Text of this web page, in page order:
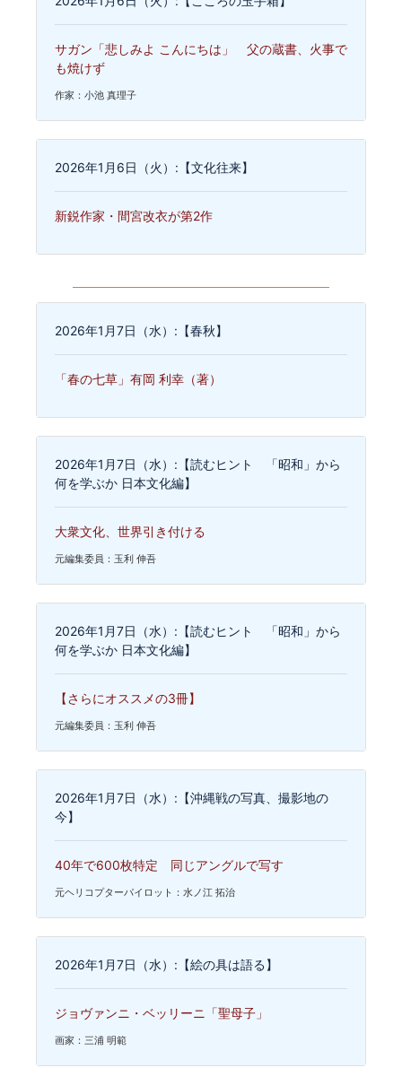
サガン「悲しみよ こんにちは」 父の蔵書、火事で
も焼けず
作家：小池 真理子
2026年1月6日（火）:【文化往来】
新鋭作家・間宮改衣が第2作
2026年1月7日（水）:【春秋】
「春の七草」有岡 利幸（著）
2026年1月7日（水）:【読むヒント 「昭和」から
何を学ぶか 日本文化編】
大衆文化、世界引き付ける
元編集委員：玉利 伸吾
2026年1月7日（水）:【読むヒント 「昭和」から
何を学ぶか 日本文化編】
【さらにオススメの3冊】
元編集委員：玉利 伸吾
2026年1月7日（水）:【沖縄戦の写真、撮影地の
今】
40年で600枚特定 同じアングルで写す
元ヘリコプターパイロット：水ノ江 拓治
2026年1月7日（水）:【絵の具は語る】
ジョヴァンニ・ベッリーニ「聖母子」
画家：三浦 明範